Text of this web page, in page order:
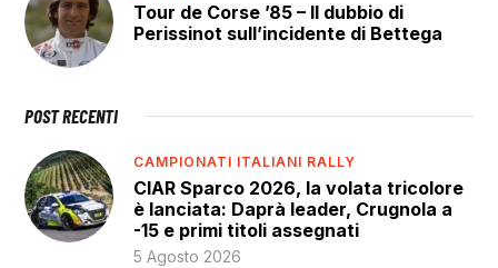
Tour de Corse ’85 – Il dubbio di
Perissinot sull’incidente di Bettega
POST RECENTI
CAMPIONATI ITALIANI RALLY
CIAR Sparco 2026, la volata tricolore
è lanciata: Daprà leader, Crugnola a
-15 e primi titoli assegnati
5 Agosto 2026